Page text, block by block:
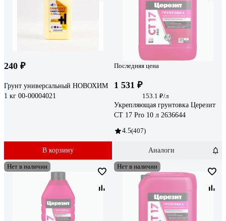
240 ₽
Грунт универсальный НОВОХИМ
1 кг 00-00004021
В корзину
Последняя цена
1 531 ₽
153.1 ₽/л
Укрепляющая грунтовка Церезит
CT 17 Pro 10 л 2636644
4.5(407)
Аналоги
Нет в наличии Нет в наличии